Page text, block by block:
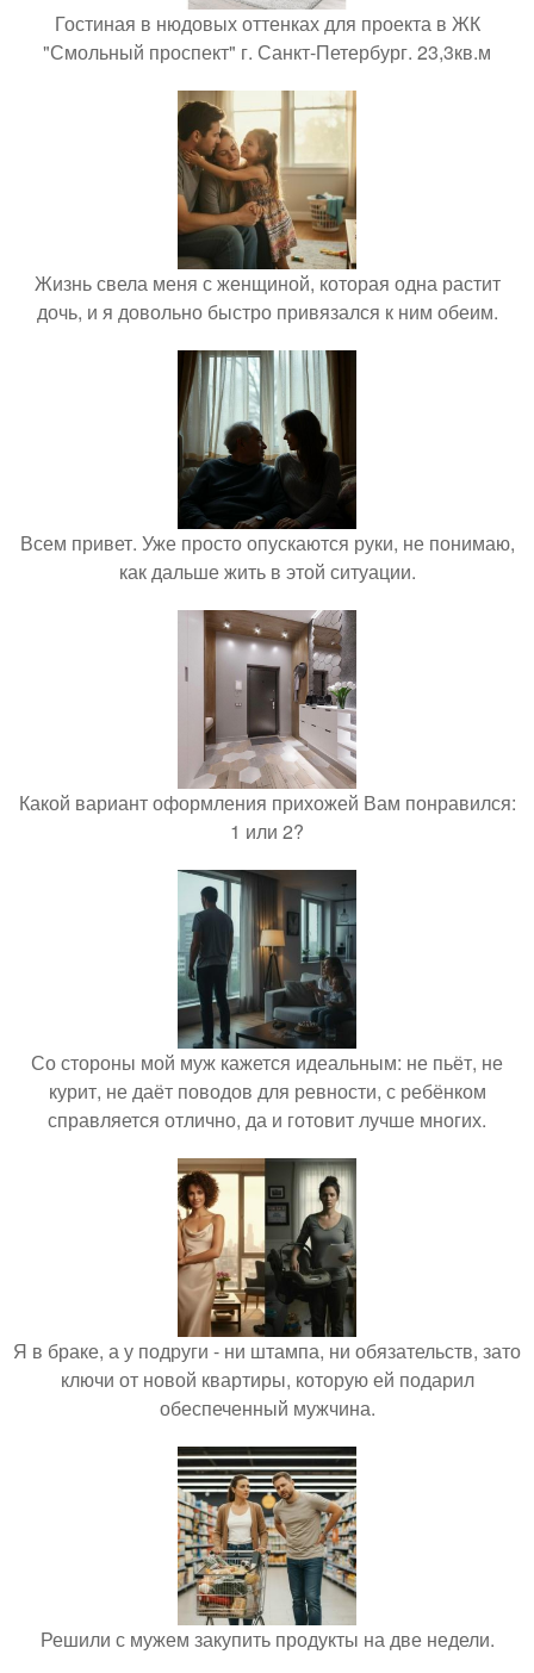
Гостиная в нюдовых оттенках для проекта в ЖК
"Смольный проспект" г. Санкт-Петербург. 23,3кв.м
Жизнь свела меня с женщиной, которая одна растит
дочь, и я довольно быстро привязался к ним обеим.
Всем привет. Уже просто опускаются руки, не понимаю,
как дальше жить в этой ситуации.
Какой вариант оформления прихожей Вам понравился:
1 или 2?
Со стороны мой муж кажется идеальным: не пьёт, не
курит, не даёт поводов для ревности, с ребёнком
справляется отлично, да и готовит лучше многих.
Я в браке, а у подруги - ни штампа, ни обязательств, зато
ключи от новой квартиры, которую ей подарил
обеспеченный мужчина.
Решили с мужем закупить продукты на две недели.